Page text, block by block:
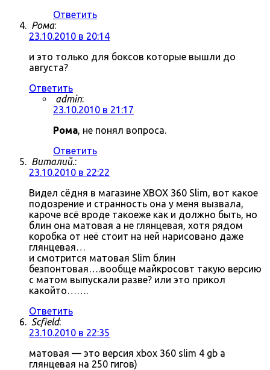
Ответить
Рома:
23.10.2010 в 20:14
и это только для боксов которые вышли до
августа?
Ответить
admin:
23.10.2010 в 21:17
Рома, не понял вопроса.
Ответить
Виталий.:
23.10.2010 в 22:22
Видел сёдня в магазине XBOX 360 Slim, вот какое
подозрение и странность она у меня вызвала,
кароче всё вроде такоеже как и должно быть, но
блин она матовая а не глянцевая, хотя рядом
коробка от неё стоит на ней нарисовано даже
глянцевая…
и смотрится матовая Slim блин
безпонтовая….вообще майкросовт такую версию
с матом выпускали разве? или это прикол
какойто…….
Ответить
Scfield:
23.10.2010 в 22:35
матовая — это версия xbox 360 slim 4 gb а
глянцевая на 250 гигов)